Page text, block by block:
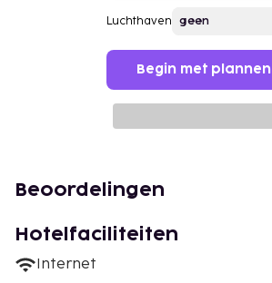
Luchthaven
Begin met plannen
Beoordelingen
Hotelfaciliteiten
Internet